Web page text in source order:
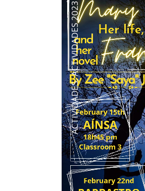
ACTIVIDADES
,
ACTIVIDADES 2023